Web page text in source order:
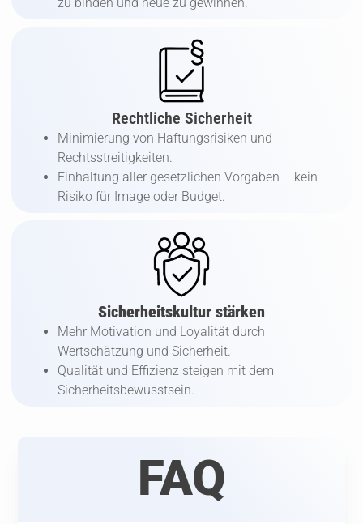
Rechtliche Sicherheit
Minimierung von Haftungsrisiken und
Rechtsstreitigkeiten.
Einhaltung aller gesetzlichen Vorgaben – kein
Risiko für Image oder Budget.
Sicherheitskultur stärken
Mehr Motivation und Loyalität durch
Wertschätzung und Sicherheit.
Qualität und Effizienz steigen mit dem
Sicherheitsbewusstsein.
FAQ